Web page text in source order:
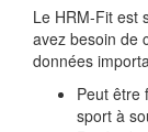
Le HRM-Fit est
avez besoin de
données
Peut être
sport à